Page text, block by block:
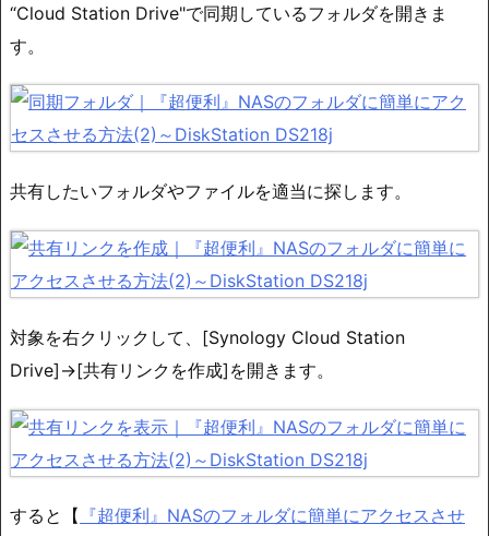
“Cloud Station Drive"で同期しているフォルダを開きま
す。
共有したいフォルダやファイルを適当に探します。
対象を右クリックして、[Synology Cloud Station
Drive]→[共有リンクを作成]を開きます。
すると【 『超便利』NASのフォルダに簡単にアクセスさせ